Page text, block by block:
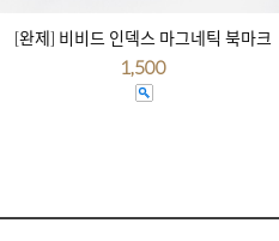
[완제] 비비드 인덱스 마그네틱 북마크
1,500